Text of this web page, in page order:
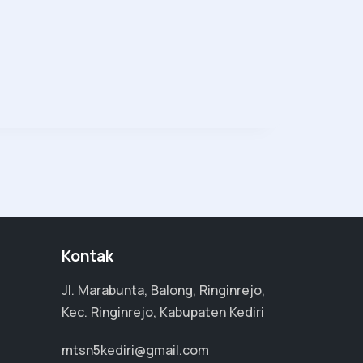
Kontak
Jl. Marabunta, Balong, Ringinrejo,
Kec. Ringinrejo, Kabupaten Kediri
mtsn5kediri@gmail.com